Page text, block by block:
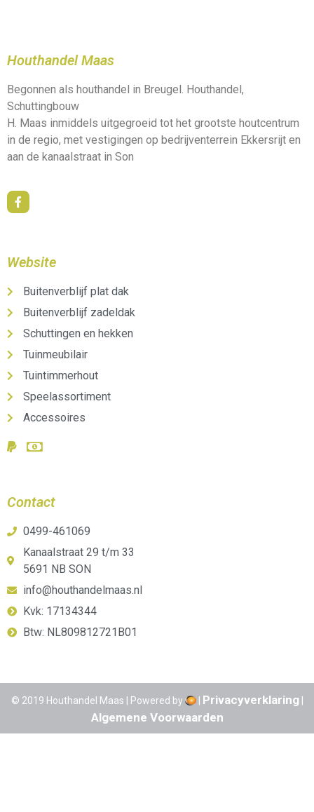
Houthandel Maas
Begonnen als houthandel in Breugel. Houthandel,
Schuttingbouw
H. Maas inmiddels uitgegroeid tot het grootste houtcentrum
in de regio, met vestigingen op bedrijventerrein Ekkersrijt en
aan de kanaalstraat in Son
Website
Buitenverblijf plat dak
Buitenverblijf zadeldak
Schuttingen en hekken
Tuinmeubilair
Tuintimmerhout
Speelassortiment
Accessoires
Contact
0499-461069
Kanaalstraat 29 t/m 33
5691 NB SON
info@houthandelmaas.nl
Kvk: 17134344
Btw: NL809812721B01
© 2019 Houthandel Maas | Powered by | Privacyverklaring|
Algemene Voorwaarden